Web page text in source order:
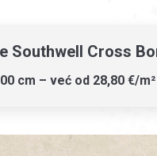
Southwell Cross
cm – već od 28,80 €/m²